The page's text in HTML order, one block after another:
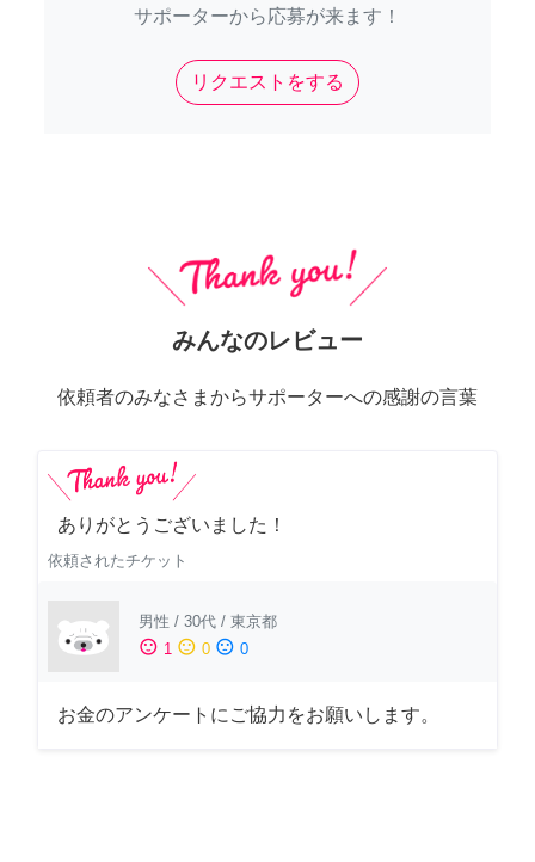
サポーターから応募が来ます！
リクエストをする
みんなのレビュー
依頼者のみなさまからサポーターへの感謝の言葉
ありがとうございました！
依頼されたチケット
男性 / 30代 / 東京都
sentiment_satisfied 1 sentiment_neutral 0 sentiment_dissatisfied 0
お金のアンケートにご協力をお願いします。